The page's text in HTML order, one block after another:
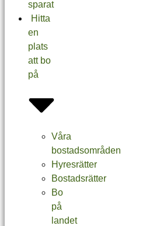
sparat
Hitta
en
plats
att bo
på
Våra
bostadsområden
Hyresrätter
Bostadsrätter
Bo
på
landet